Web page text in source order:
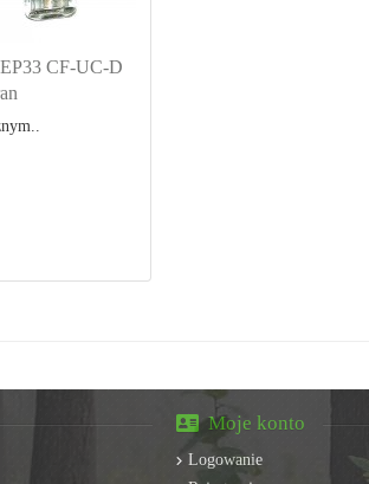
CF-UC-D
Moje konto
Logowanie